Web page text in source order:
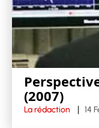
(2007)
La rédaction 14